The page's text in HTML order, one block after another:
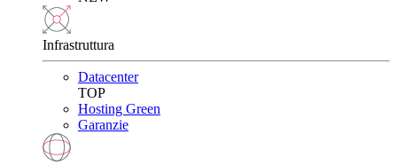
Infrastruttura
Datacenter
TOP
Hosting Green
Garanzie